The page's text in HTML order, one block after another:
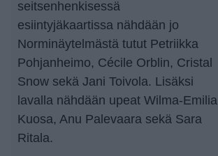
seitsenhenkisessä
esiintyjäkaartissa nähdään jo
Norminäytelmästä tutut Petriikka
Pohjanheimo, Cécile Orblin, Cristal
Snow sekä Jani Toivola. Lisäksi
lavalla nähdään upeat Wilma-Emilia
Kuosa, Anu Palevaara sekä Sara
Ritala.